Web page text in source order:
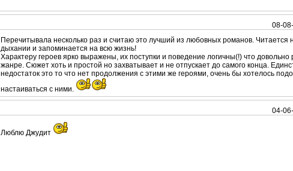
08-
Перечитывала несколько раз и считаю это лучший из любовных романов. Читается
дыхании и запоминается на всю жизнь!
Характеру героев ярко выражены, их поступки и поведение логичны(!) что довольно
жанре. Сюжет хоть и простой но захватывает и не отпускает до самого конца.
недостаток это то что нет продолжения с этими же героями, очень бы хотелось
настаиваться с ними.
04-
Люблю Джудит